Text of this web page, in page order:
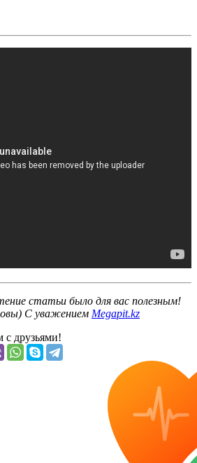
статьи было для вас полезным!
С уважением Megapit.kz
с друзьями!